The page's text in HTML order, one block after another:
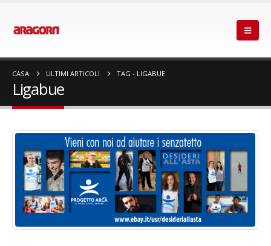
CASA ULTIMI ARTICOLI TAG - LIGABUE
Ligabue